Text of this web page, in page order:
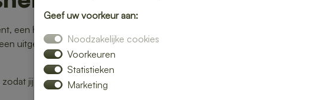
een heerlijke lunch maakt je dag compleet. Laat je
uitgebreid assortiment verse broodjes, salades en
jij onbezorgd kunt genieten van een smakelijke
Geef uw voorkeur aan:
Noodzakelijke cookies
Voorkeuren
Statistieken
Marketing